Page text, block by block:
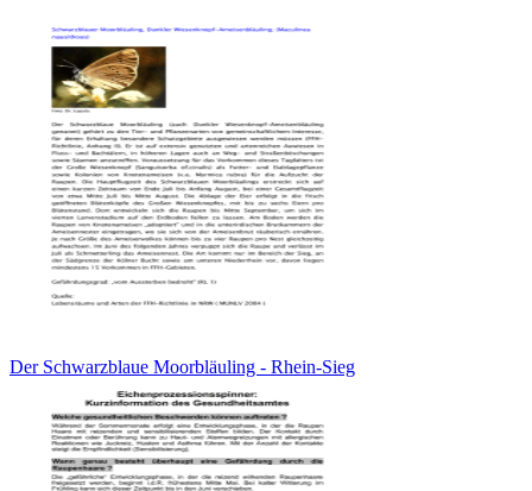
Der Schwarzblaue Moorbläuling - Rhein-Sieg